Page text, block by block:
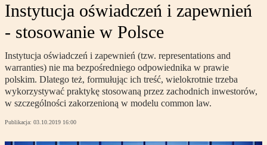
Instytucja oświadczeń i zapewnień
- stosowanie w Polsce
Instytucja oświadczeń i zapewnień (tzw. representations and
warranties) nie ma bezpośredniego odpowiednika w prawie
polskim. Dlatego też, formułując ich treść, wielokrotnie trzeba
wykorzystywać praktykę stosowaną przez zachodnich inwestorów,
w szczególności zakorzenioną w modelu common law.
Publikacja: 03.10.2019 16:00